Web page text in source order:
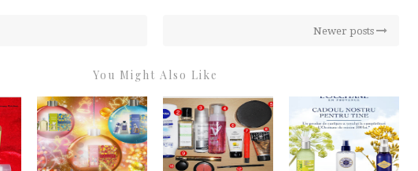
Newer posts
You Might Also Like